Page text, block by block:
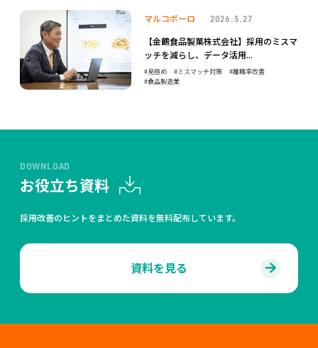
マルコポーロ 2026.5.27
【金鶴食品製菓株式会社】採用のミスマ
ッチを減らし、データ活用...
見極め ミスマッチ対策
離職率改善
食品製造業
DOWNLOAD
お役立ち資料
採用改善のヒントをまとめた資料を無料配布しています。
資料を見る